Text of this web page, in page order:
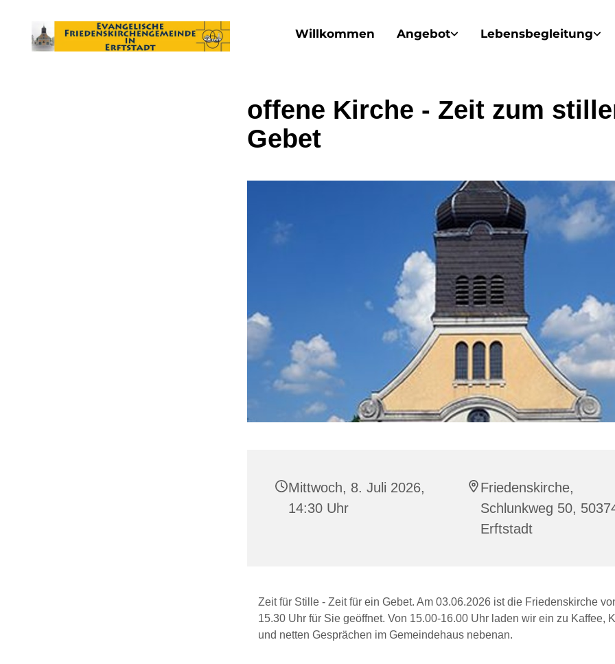
Willkommen Angebot Lebensbegleitung
offene Kirche - Zeit zum
Gebet
Mittwoch, 8. Juli 2026,
14:30 Uhr
Friedenskirche,
Schlunkweg 50,
Erftstadt
Zeit für Stille - Zeit für ein Gebet. Am 03.06.2026 ist die Friedenskirche
15.30 Uhr für Sie geöffnet. Von 15.00-16.00 Uhr laden wir ein zu Kaffee,
und netten Gesprächen im Gemeindehaus nebenan.